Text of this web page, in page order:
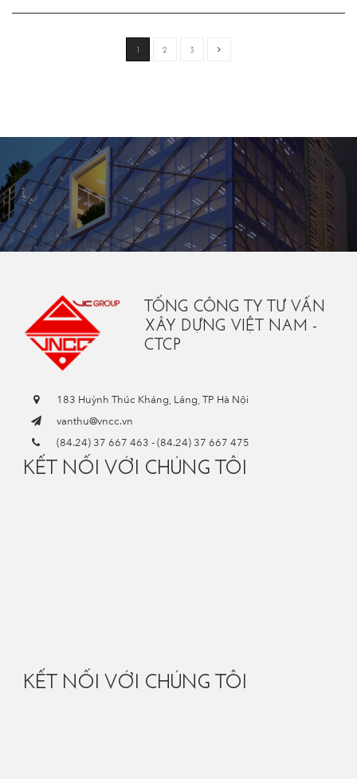
1 2 3
TỔNG CÔNG TY TƯ VẤN
XÂY DỰNG VIỆT NAM -
CTCP
183 Huỳnh Thúc Kháng, Láng, TP Hà Nội
vanthu@vncc.vn
(84.24) 37 667 463 -(84.24) 37 667 475
KẾT NỐI VỚI CHÚNG TÔI
KẾT NỐI VỚI CHÚNG TÔI